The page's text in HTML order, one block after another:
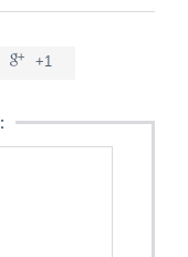
 +1